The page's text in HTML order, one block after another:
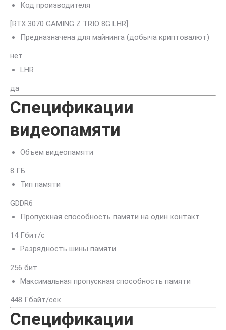
Код производителя
[RTX 3070 GAMING Z TRIO 8G LHR]
Предназначена для майнинга (добыча криптовалют)
нет
LHR
да
Спецификации
видеопамяти
Объем видеопамяти
8 ГБ
Тип памяти
GDDR6
Пропускная способность памяти на один контакт
14 Гбит/с
Разрядность шины памяти
256 бит
Максимальная пропускная способность памяти
448 Гбайт/сек
Спецификации